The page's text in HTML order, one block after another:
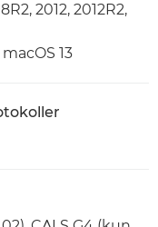
2012, 2012R2,
13